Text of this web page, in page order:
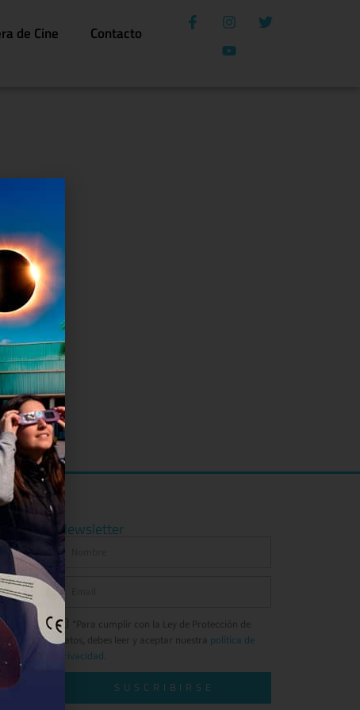
de Cine Contacto
Newsletter
*Para cumplir con la Ley de Protección de
Datos, debes leer y aceptar nuestra política de
privacidad.
SUSCRIBIRSE